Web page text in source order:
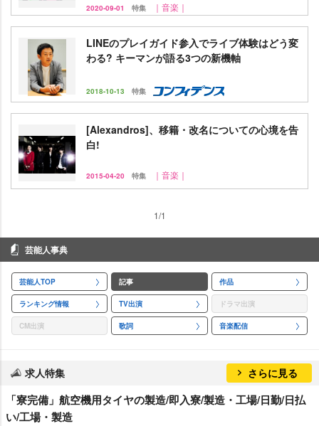
2020-09-01 特集 ｜音楽｜
LINEのプレイガイド参入でライブ体験はどう変
わる? キーマンが語る3つの新機軸
2018-10-13 特集
[Alexandros]、移籍・改名についての心境を告
白!
2015-04-20 特集 ｜音楽｜
1/1
芸能人事典
芸能人TOP 記事 作品
ランキング情報 TV出演 ドラマ出演
CM出演 歌詞 音楽配信
求人特集 さらに見る
「寮完備」航空機用タイヤの製造/即入寮/製造・工場/日勤/日払
い/工場・製造